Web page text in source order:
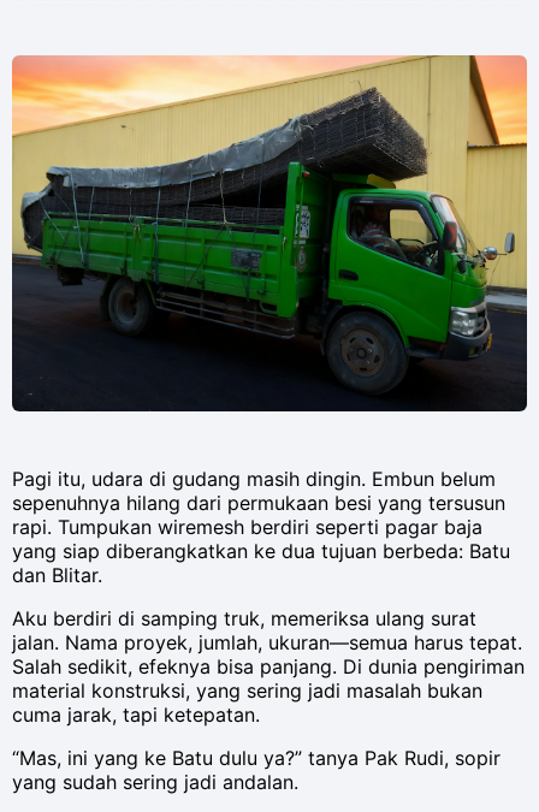
Pagi itu, udara di gudang masih dingin. Embun belum
sepenuhnya hilang dari permukaan besi yang tersusun
rapi. Tumpukan wiremesh berdiri seperti pagar baja
yang siap diberangkatkan ke dua tujuan berbeda: Batu
dan Blitar.
Aku berdiri di samping truk, memeriksa ulang surat
jalan. Nama proyek, jumlah, ukuran—semua harus tepat.
Salah sedikit, efeknya bisa panjang. Di dunia pengiriman
material konstruksi, yang sering jadi masalah bukan
cuma jarak, tapi ketepatan.
“Mas, ini yang ke Batu dulu ya?” tanya Pak Rudi, sopir
yang sudah sering jadi andalan.